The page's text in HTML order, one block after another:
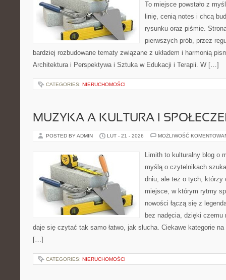
To miejsce powstało z
linię, cenią notes i chcą
rysunku oraz piśmie.
pierwszych prób, przez
bardziej rozbudowane tematy związane z układem i harmonią
Architektura i Perspektywa i Sztuka w Edukacji i Terapii. W […]
CATEGORIES: NIERUCHOMOŚCI
MUZYKA A KULTURA I
POSTED BY ADMIN LUT - 21 - 2026 MOŻLIWOŚĆ
Limith to kulturalny blog o
myślą o czytelnikach
dniu, ale też o tych, którzy
miejsce, w którym rytmy
nowości łączą się z
bez nadęcia, dzięki
daje się czytać tak samo łatwo, jak słucha. Ciekawe kategorie
[…]
CATEGORIES: NIERUCHOMOŚCI